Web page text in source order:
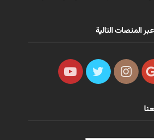
المنصات التالية